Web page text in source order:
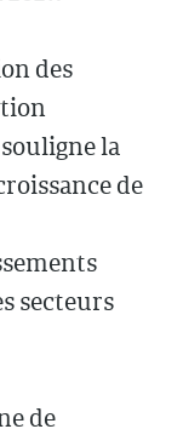
des
la
de
secteurs
de